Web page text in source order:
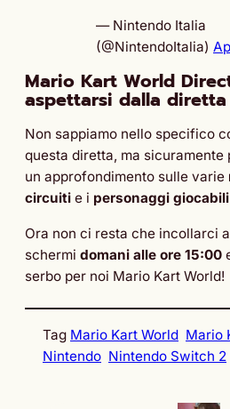
— Nintendo Italia
(@NintendoItalia)
Mario Kart World
aspettarsi dalla diretta
Non sappiamo nello specifico
questa diretta, ma sicuramente
un approfondimento sulle varie
circuiti e i personaggi giocabili
Ora non ci resta che incollarci
schermi domani alle ore 15:00
serbo per noi Mario Kart World!
Tag Mario Kart World Mario
Nintendo Nintendo Switch 2